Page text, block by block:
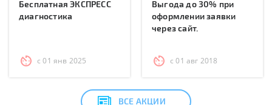
Бесплатная ЭКСПРЕСС
диагностика
с 01 янв 2025
Выгода до 30% при
оформлении заявки
через сайт.
с 01 авг 2018
ВСЕ АКЦИИ